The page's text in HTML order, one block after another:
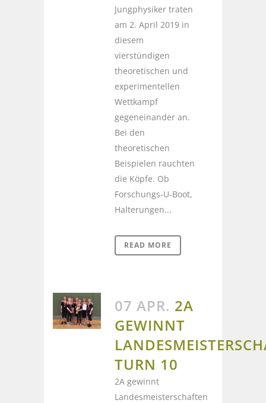
Jungphysiker traten
am 2. April 2019 in
diesem
vierstündigen
theoretischen und
experimentellen
Wettkampf
gegeneinander an.
Bei den
theoretischen
Beispielen rauchten
die Köpfe. Ob
Forschungs-U-Boot,
Halterungen...
READ MORE
07 APR. 2A
GEWINNT
TURN 10
2A gewinnt
Landesmeisterschaften